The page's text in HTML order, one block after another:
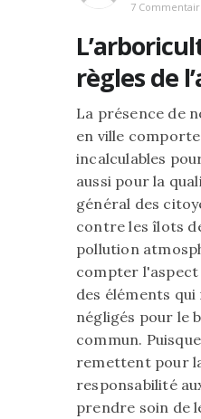
7
règles de
La présence de
en ville
incalculables
aussi pour la
général des
contre les îlots
pollution
compter
des éléments
négligés pour le
commun.
remettent pour
responsabilité
prendre soin de